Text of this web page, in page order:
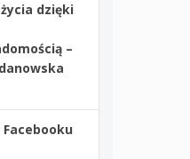
dzięki
–
Facebooku